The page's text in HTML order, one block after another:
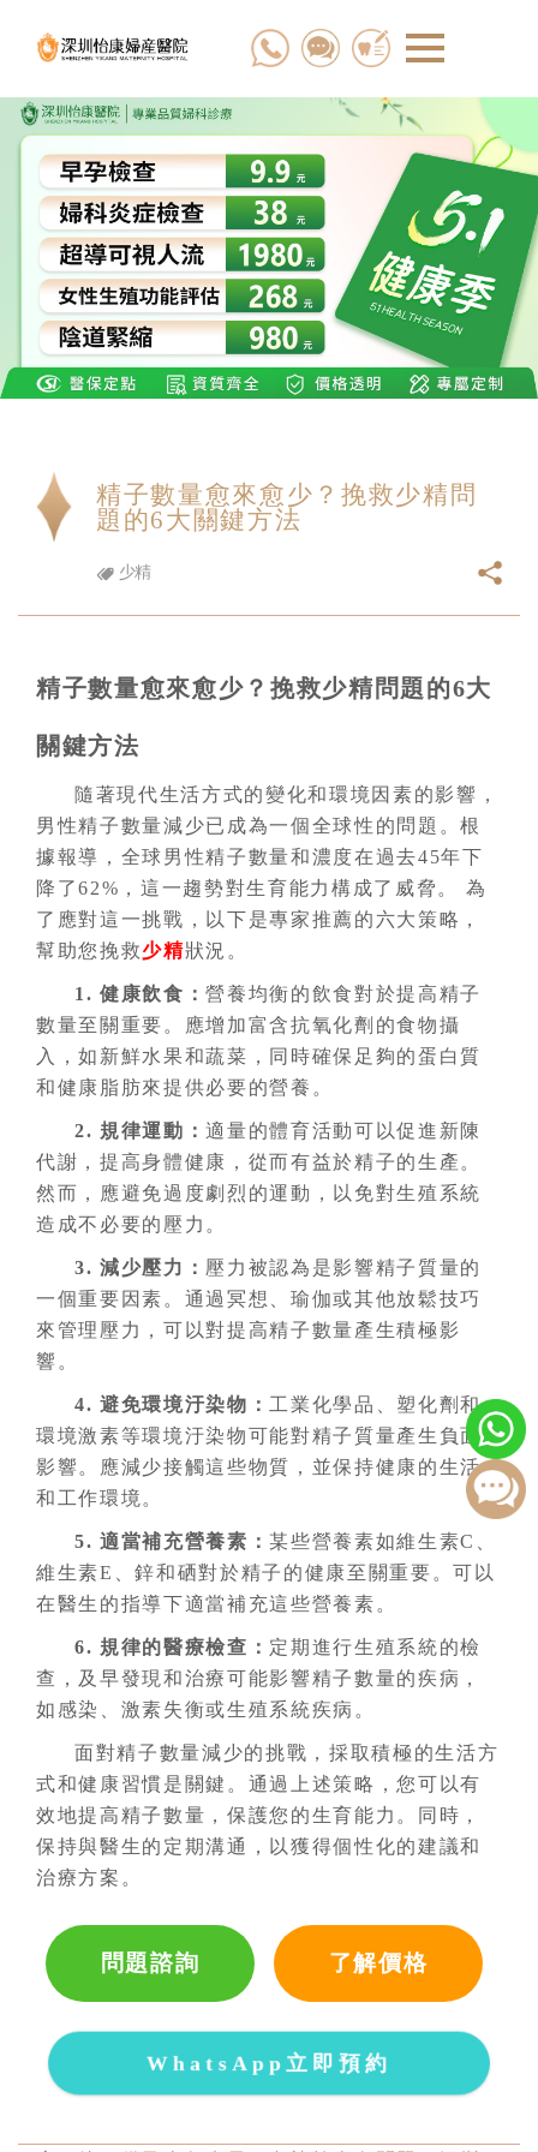
精子數量愈來愈少？挽救少精問
題的6大關鍵方法
少精
精子數量愈來愈少？挽救少精問題的6大
關鍵方法
隨著現代生活方式的變化和環境因素的影響，
男性精子數量減少已成為一個全球性的問題。根
據報導，全球男性精子數量和濃度在過去45年下
降了62%，這一趨勢對生育能力構成了威脅。 為
了應對這一挑戰，以下是專家推薦的六大策略，
幫助您挽救少精狀況。
1. 健康飲食：營養均衡的飲食對於提高精子
數量至關重要。應增加富含抗氧化劑的食物攝
入，如新鮮水果和蔬菜，同時確保足夠的蛋白質
和健康脂肪來提供必要的營養。
2. 規律運動：適量的體育活動可以促進新陳
代謝，提高身體健康，從而有益於精子的生產。
然而，應避免過度劇烈的運動，以免對生殖系統
造成不必要的壓力。
3. 減少壓力： 壓力被認為是影響精子質量的
一個重要因素。通過冥想、瑜伽或其他放鬆技巧
來管理壓力，可以對提高精子數量產生積極影
響。
4. 避免環境汙染物： 工業化學品、塑化劑和
環境激素等環境汙染物可能對精子質量產生負面
影響。應減少接觸這些物質，並保持健康的生活
和工作環境。
5. 適當補充營養素： 某些營養素如維生素C、
維生素E、鋅和硒對於精子的健康至關重要。可以
在醫生的指導下適當補充這些營養素。
6. 規律的醫療檢查： 定期進行生殖系統的檢
查，及早發現和治療可能影響精子數量的疾病，
如感染、激素失衡或生殖系統疾病。
面對精子數量減少的挑戰，採取積極的生活方
式和健康習慣是關鍵。通過上述策略，您可以有
效地提高精子數量，保護您的生育能力。同時，
保持與醫生的定期溝通，以獲得個性化的建議和
治療方案。
問題諮詢 了解價格
WhatsApp立即預約